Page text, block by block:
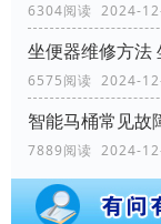
6304阅读 2024-
坐便器维修方法
6575阅读 2024-
智能马桶常见故
7889阅读 2024-